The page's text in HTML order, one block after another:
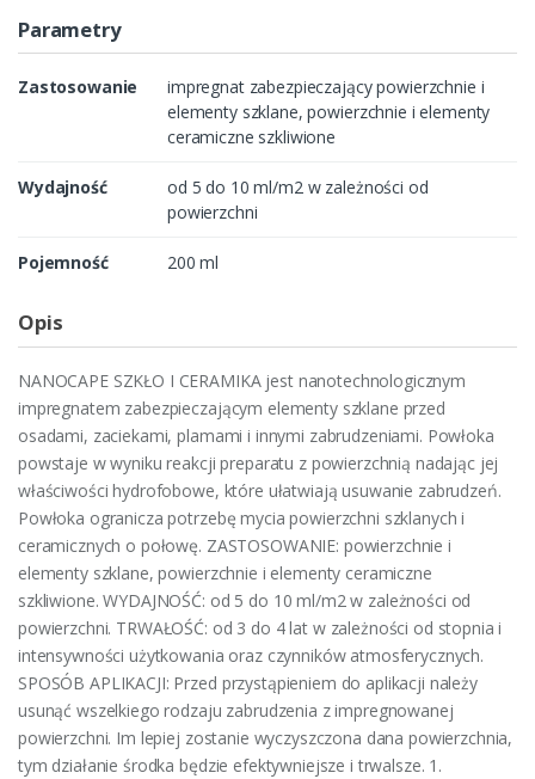
t
yParametry
Zastosowanie
impregnat zabezpieczający powierzchnie i
elementy szklane, powierzchnie i elementy
ceramiczne szkliwione
Wydajność
od 5 do 10 ml/m2 w zależności od
powierzchni
Pojemność 200 ml
Opis
NANOCAPE SZKŁO I CERAMIKA jest nanotechnologicznym
impregnatem zabezpieczającym elementy szklane przed
osadami, zaciekami, plamami i innymi zabrudzeniami. Powłoka
powstaje w wyniku reakcji preparatu z powierzchnią nadając jej
właściwości hydrofobowe, które ułatwiają usuwanie zabrudzeń.
Powłoka ogranicza potrzebę mycia powierzchni szklanych i
ceramicznych o połowę. ZASTOSOWANIE: powierzchnie i
elementy szklane, powierzchnie i elementy ceramiczne
szkliwione. WYDAJNOŚĆ: od 5 do 10 ml/m2 w zależności od
powierzchni. TRWAŁOŚĆ: od 3 do 4 lat w zależności od stopnia i
intensywności użytkowania oraz czynników atmosferycznych.
SPOSÓB APLIKACJI: Przed przystąpieniem do aplikacji należy
usunąć wszelkiego rodzaju zabrudzenia z impregnowanej
powierzchni. Im lepiej zostanie wyczyszczona dana powierzchnia,
tym działanie środka będzie efektywniejsze i trwalsze. 1.